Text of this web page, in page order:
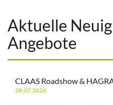
Aktuelle
Angebote
CLAAS Roadshow &
28.07.2026